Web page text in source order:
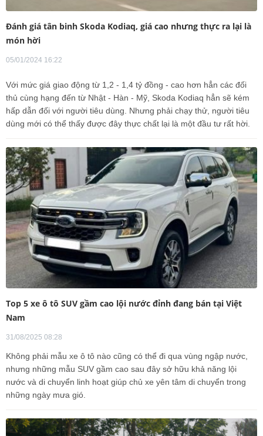
Đánh giá tân binh Skoda Kodiaq, giá cao nhưng thực ra lại là
món hời
05/01/2024 16:22
Với mức giá giao động từ 1,2 - 1,4 tỷ đồng - cao hơn hẳn các đối
thủ cùng hạng đến từ Nhật - Hàn - Mỹ, Skoda Kodiaq hẳn sẽ kém
hấp dẫn đối với người tiêu dùng. Nhưng phải chạy thử, người tiêu
dùng mới có thể thấy được đây thực chất lại là một đầu tư rất hời.
Top 5 xe ô tô SUV gầm cao lội nước đỉnh đang bán tại Việt
Nam
31/08/2025 08:28
Không phải mẫu xe ô tô nào cũng có thể đi qua vùng ngập nước,
nhưng những mẫu SUV gầm cao sau đây sở hữu khả năng lội
nước và di chuyển linh hoạt giúp chủ xe yên tâm di chuyển trong
những ngày mưa gió.